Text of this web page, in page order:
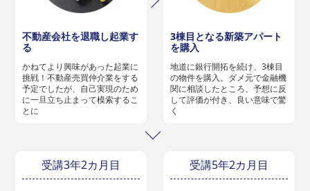
不動産会社を退職し起業す
る
かねてより興味があった起業に
挑戦！不動産売買仲介業をする
予定でしたが、自己実現のため
に一旦立ち止まって模索するこ
とに
3棟目となる新築アパート
を購入
地道に銀行開拓を続け、3棟目
の物件を購入。ダメ元で金融機
関に相談したところ、予想に反
して評価が付き、良い意味で驚
く
受講3年2カ月目 受講5年2カ月目